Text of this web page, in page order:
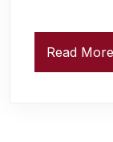
Read More